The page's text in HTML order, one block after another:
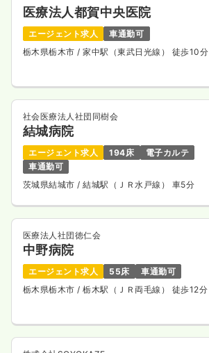
医療法人都賀中央医院
エージェント求人
車通勤可
栃木県栃木市 / 家中駅（東武日光線） 徒歩10分
社会医療法人社団同樹会
結城病院
エージェント求人 194床
電子カルテ
車通勤可
茨城県結城市/ 結城駅（ＪＲ水戸線） 車5分
医療法人社団徳仁会
中野病院
エージェント求人 55床
車通勤可
栃木県栃木市 / 栃木駅（ＪＲ両毛線） 徒歩12分